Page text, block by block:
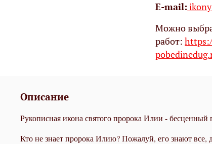
Е-mail:
Можно
работ:
Описание
Рукописная икона святого пророка Илии -
Кто не знает пророка Илию? Пожалуй, его знают все,